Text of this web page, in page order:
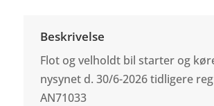
Beskrivelse
Flot og velholdt bil starter og
nysynet d. 30/6-2026 tidligere
AN71033